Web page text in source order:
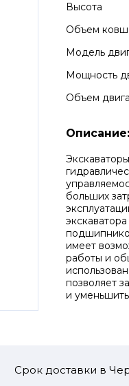
Высота
Объем
Модель
Мощность
Объем
Описание:
больших
имеет
работы и
позволяет
и
Срок доставки в